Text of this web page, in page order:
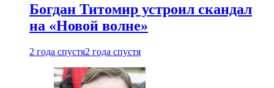
Богдан Титомир устроил скандал
на «Новой волне»
2 года спустя2 года спустя